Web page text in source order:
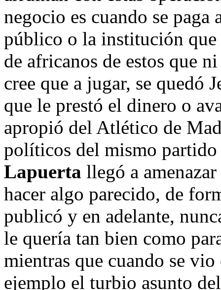
negocio es cuando se paga
público o la institución que
de africanos de estos que
cree que a jugar, se quedó
que le prestó el dinero o
apropió del Atlético de
políticos del mismo
Lapuerta llegó a
hacer algo parecido, de
publicó y en adelante,
le quería tan bien como
mientras que cuando se
ejemplo el turbio asunto